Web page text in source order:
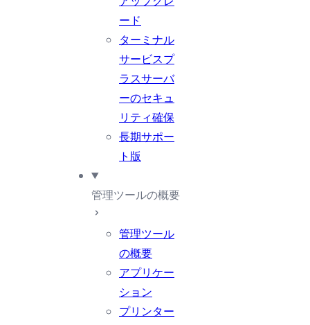
ード
ターミナル
サービスプ
ラスサーバ
ーのセキュ
リティ確保
長期サポー
ト版
管理ツールの概要
管理ツール
の概要
アプリケー
ション
プリンター